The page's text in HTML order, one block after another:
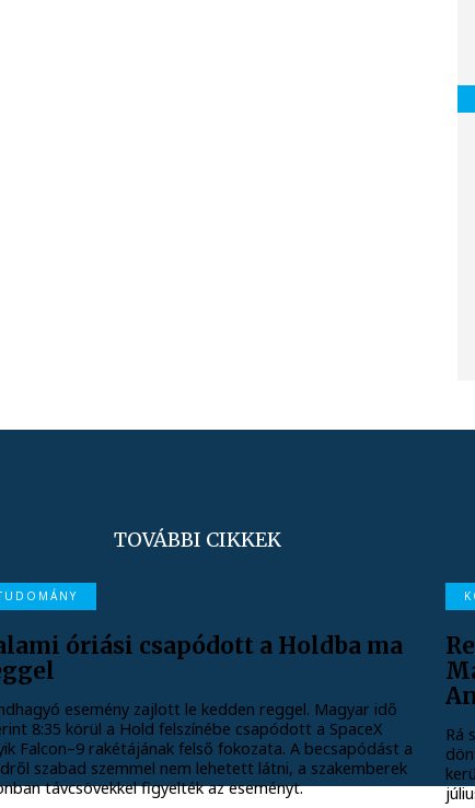
TOVÁBBI CIKKEK
óriási csapódott a Holdba ma
esemény zajlott le kedden reggel. Magyar idő
8:35 körül a Hold felszínébe csapódott a SpaceX
Falcon–9 rakétájának felső fokozata. A becsapódást a
szabad szemmel nem lehetett látni, a szakemberek
távcsövekkel figyelték az eseményt.
Rá